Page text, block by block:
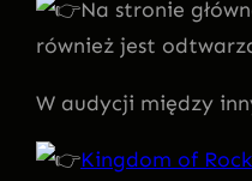
Na stronie
również jest
W audycji między
Kingdom of Rock